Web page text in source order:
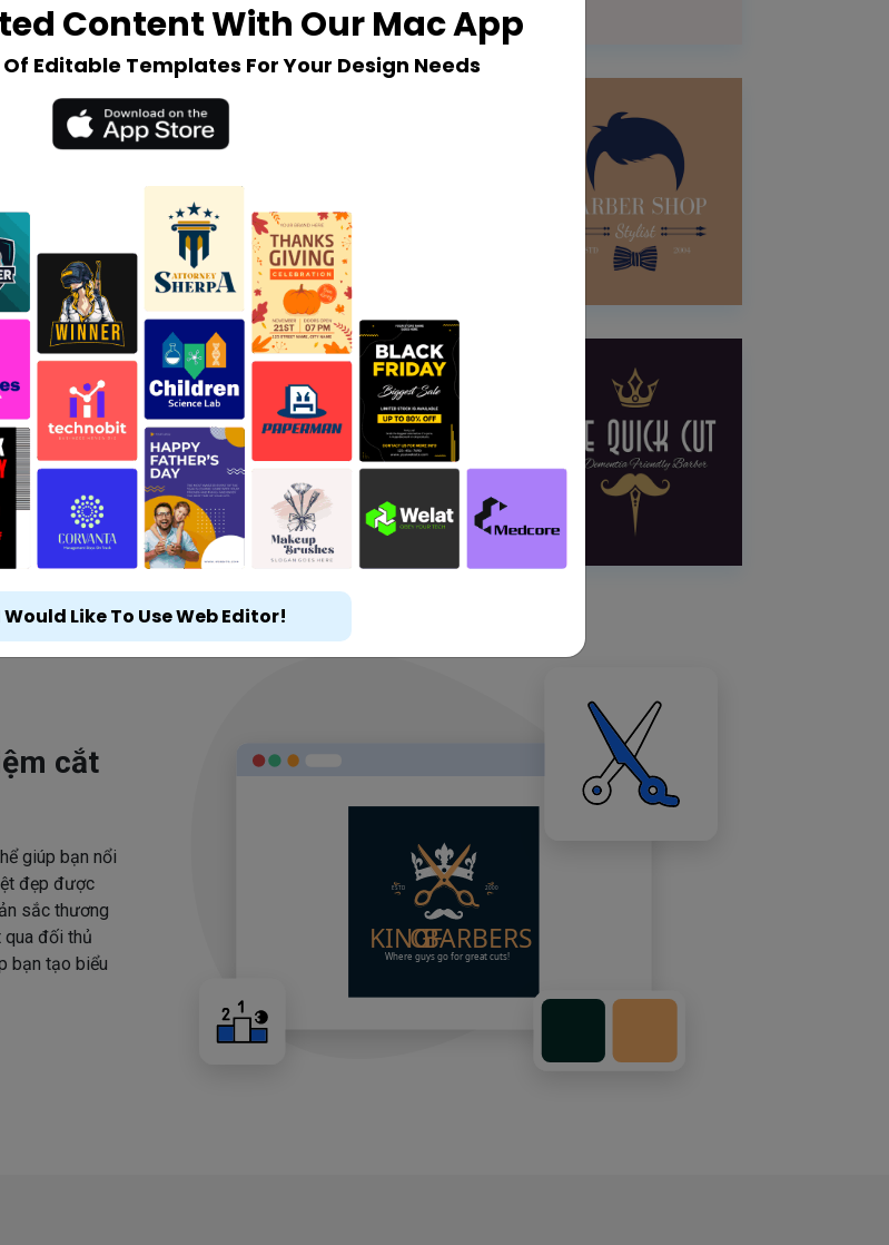
cắt
giúp bạn nổi
đẹp được
sắc thương
qua đối thủ
bạn tạo biểu
Content With Our Mac App
Editable Templates For Your Design Needs
Would Like To Use Web Editor!